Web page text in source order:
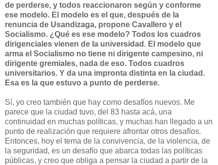
de perderse, y todos reaccionaron según y conforme
ese modelo. El modelo es el que, después de la
renuncia de Usandizaga, propone Cavallero y el
Socialismo. ¿Qué es ese modelo? Todos los cuadros
dirigenciales vienen de la universidad. El modelo que
arma el Socialismo no tiene ni dirigente campesino, ni
dirigente gremiales, nada de eso. Todos cuadros
universitarios. Y da una impronta distinta en la ciudad.
Esa es la que estuvo a punto de perderse.
Sí, yo creo también que hay como desafíos nuevos. Me
parece que la ciudad tuvo, del 83 hasta acá, una
continuidad en muchas políticas, y muchas han llegado a un
punto de realización que requiere afrontar otros desafíos.
Entonces, hoy el tema de la convivencia, de la violencia, de
la seguridad, es un desafío que abarca todas las políticas
públicas, y creo que obliga a pensar la ciudad a partir de la